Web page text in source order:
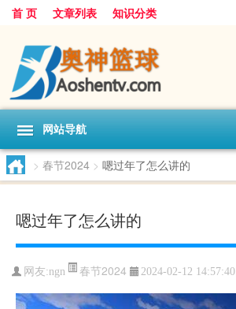
首 页 文章列表 知识分类
网站导航
> 春节2024 > 嗯过年了怎么讲的
嗯过年了怎么讲的
网友:ngn 春节2024 2024-02-12 14:57:40